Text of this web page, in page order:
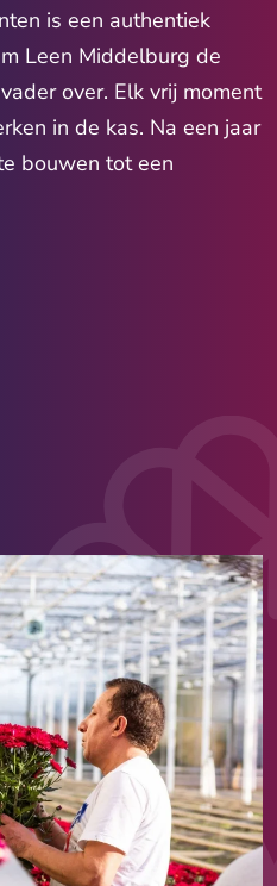
is een authentiek
Leen Middelburg de
over. Elk vrij moment
in de kas. Na een jaar
bouwen tot een